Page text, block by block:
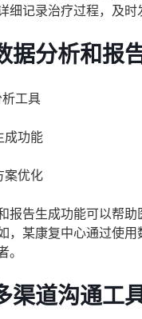
细记录治疗过程，及
据分析和报
工具
成功能
案优化
报告生成功能可以帮
，某康复中心通过使
。
渠道沟通工